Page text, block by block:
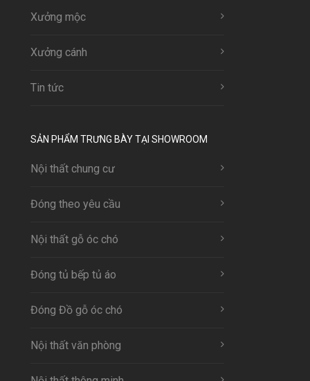
Xưởng mộc
Xưởng cánh
Tin tức
SẢN PHẨM TRƯNG BÀY TẠI SHOWROOM
Nội thất chung cư
Đóng theo yêu cầu
Nội thất gỗ óc chó
Đóng tủ bếp tủ áo
Đóng Đồ gỗ óc chó
Nội thất văn phòng